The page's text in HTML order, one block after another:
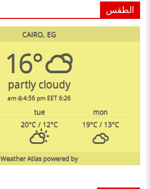
الطقس
CAIRO, EG
16°
partly cloudy
6:26 am
4:56 pm EET
mon
tue
19°C/ 13°C
20°C / 12°C
powered by
Weather Atlas